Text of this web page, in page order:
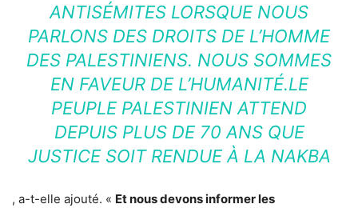
ANTISÉMITES LORSQUE NOUS
PARLONS DES DROITS DE L’HOMME
DES PALESTINIENS. NOUS SOMMES
EN FAVEUR DE L’HUMANITÉ.LE
PEUPLE PALESTINIEN ATTEND
DEPUIS PLUS DE 70 ANS QUE
JUSTICE SOIT RENDUE À LA NAKBA
, a-t-elle ajouté. « Et nous devons informer les